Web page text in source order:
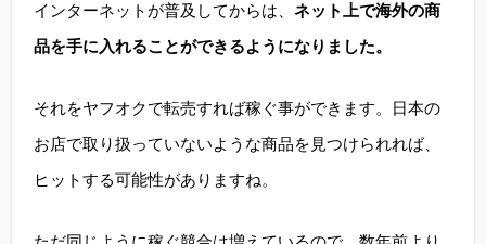
インターネットが普及してからは、 ネット上で海外の商
品を手に入れることができるようになりました。
それをヤフオクで転売すれば稼ぐ事ができます。日本の
お店で取り扱っていないような商品を見つけられれば、
ヒットする可能性がありますね。